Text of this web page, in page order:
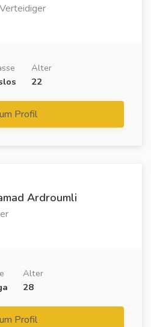
Alter
22
Profil
Ardroumli
Alter
28
Profil